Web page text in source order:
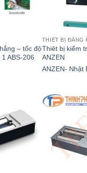
– tốc độ
ABS-206
THIẾT BỊ ĐĂNG
Thiêt bị kiểm
ANZEN
ANZEN- Nhật